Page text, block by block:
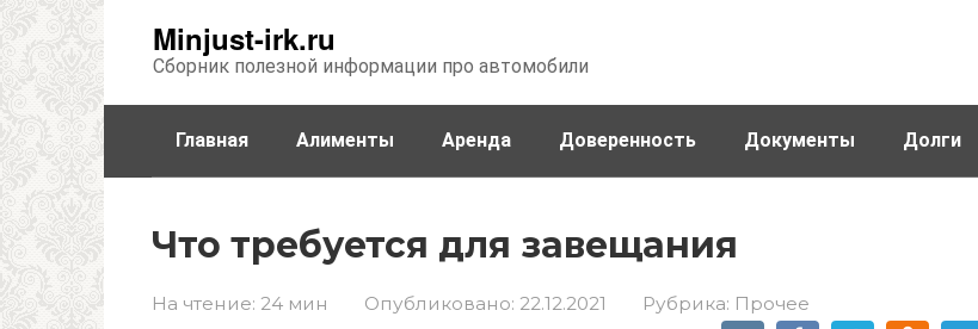
Minjust-irk.ru
Сборник полезной информации про автомобили
Главная Алименты Аренда Доверенность Документы Долги
Что требуется для завещания
На чтение: 24 мин Опубликовано: 22.12.2021 Рубрика: Прочее